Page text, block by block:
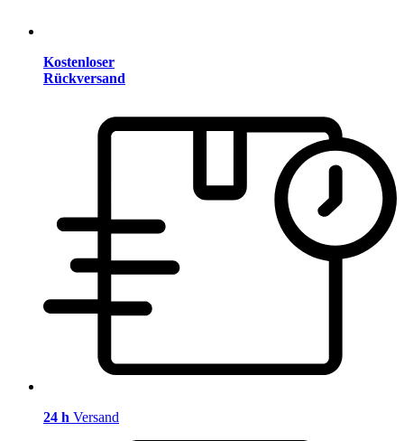
Kostenloser
Rückversand
24 h Versand